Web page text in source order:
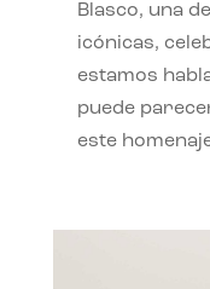
Blasco, una
icónicas,
estamos
puede
este